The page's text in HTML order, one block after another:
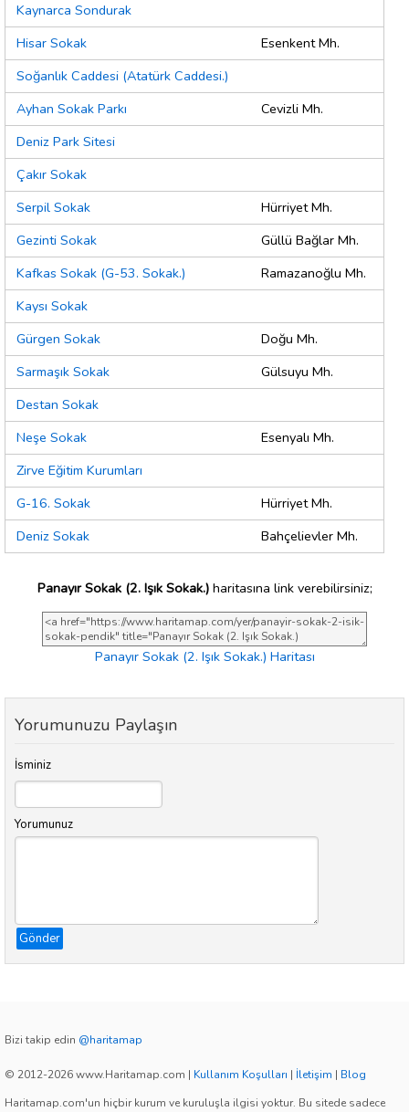
Kaynarca Sondurak
Hisar Sokak
Esenkent Mh.
Soğanlık Caddesi (Atatürk Caddesi.)
Ayhan Sokak Parkı
Cevizli Mh.
Deniz Park Sitesi
Çakır Sokak
Serpil Sokak
Hürriyet Mh.
Gezinti Sokak
Güllü Bağlar Mh.
Kafkas Sokak (G-53. Sokak.)
Ramazanoğlu Mh.
Kaysı Sokak
Gürgen Sokak
Doğu Mh.
Sarmaşık Sokak
Gülsuyu Mh.
Destan Sokak
Neşe Sokak
Esenyalı Mh.
Zirve Eğitim Kurumları
G-16. Sokak
Hürriyet Mh.
Deniz Sokak
Bahçelievler Mh.
Panayır Sokak (2. Işık Sokak.)haritasına link verebilirsiniz;
Panayır Sokak (2. Işık Sokak.) Haritası
Yorumunuzu Paylaşın
İsminiz
Yorumunuz
Gönder
Bizi takip edin @haritamap
© 2012-2026 www.Haritamap.com | Kullanım Koşulları | İletişim | Blog
Haritamap.com'un hiçbir kurum ve kuruluşla ilgisi yoktur. Bu sitede sadece